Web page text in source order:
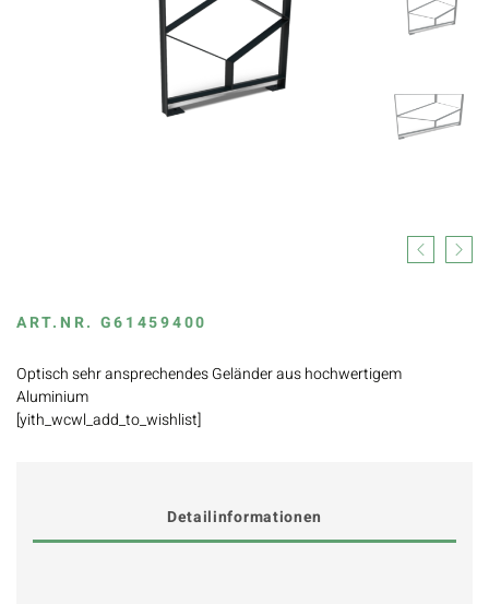
Previous
Next
ART.NR. G61459400
Optisch sehr ansprechendes Geländer aus hochwertigem
Aluminium
[yith_wcwl_add_to_wishlist]
Detailinformationen